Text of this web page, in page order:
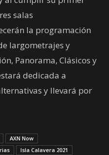
salas
la programación
largometrajes y
Panorama, Clásicos y
dedicada a
y llevará por
AXN Now
Isla Calavera 2021